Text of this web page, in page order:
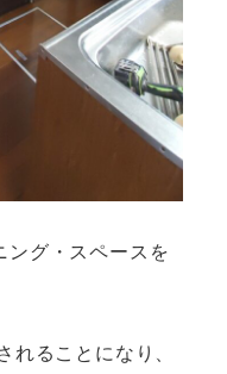
ング・スペースを
れることになり、